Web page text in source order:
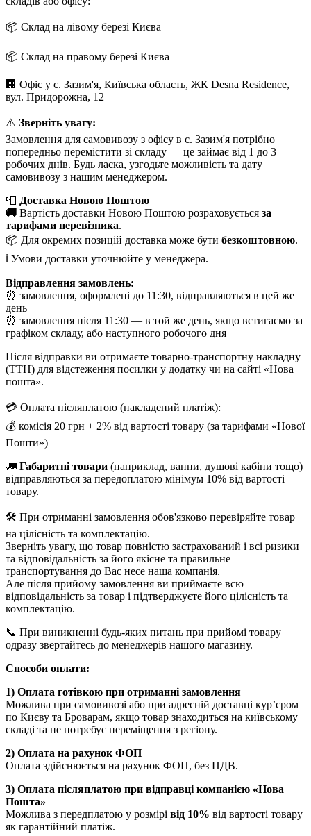
📦 Склад на лівому березі Києва
📦 Склад на правому березі Києва
🏢 Офіс у с. Зазим'я, Київська область, ЖК Desna Residence,
вул. Придорожна, 12
⚠️ Зверніть увагу:
Замовлення для самовивозу з офісу в с. Зазим'я потрібно
попередньо перемістити зі складу — це займає від 1 до 3
робочих днів. Будь ласка, узгодьте можливість та дату
самовивозу з нашим менеджером.
📮 Доставка Новою Поштою
🚚 Вартість доставки Новою Поштою розраховується за
тарифами перевізника.
📦 Для окремих позицій доставка може бути безкоштовною.
ℹ️ Умови доставки уточнюйте у менеджера.
Відправлення замовлень:
⏰ замовлення, оформлені до 11:30, відправляються в цей же
день
⏰ замовлення після 11:30 — в той же день, якщо встигаємо за
графіком складу, або наступного робочого дня
Після відправки ви отримаєте товарно-транспортну накладну
(ТТН) для відстеження посилки у додатку чи на сайті «Нова
пошта».
💳 Оплата післяплатою (накладений платіж):
💰 комісія 20 грн + 2% від вартості товару (за тарифами «Нової
Пошти»)
🚛 Габаритні товари (наприклад, ванни, душові кабіни тощо)
відправляються за передоплатою мінімум 10% від вартості
товару.
🛠️ При отриманні замовлення обов'язково перевіряйте товар
на цілісність та комплектацію.
Зверніть увагу, що товар повністю застрахований і всі ризики
та відповідальність за його якісне та правильне
транспортування до Вас несе наша компанія.
Але після прийому замовлення ви приймаєте всю
відповідальність за товар і підтверджуєте його цілісність та
комплектацію.
📞 При виникненні будь-яких питань при прийомі товару
одразу звертайтесь до менеджерів нашого магазину.
Способи оплати:
1) Оплата готівкою при отриманні замовлення
Можлива при самовивозі або при адресній доставці кур’єром
по Києву та Броварам, якщо товар знаходиться на київському
складі та не потребує переміщення з регіону.
2) Оплата на рахунок ФОП
Оплата здійснюється на рахунок ФОП, без ПДВ.
3) Оплата післяплатою при відправці компанією «Нова
Пошта»
Можлива з передплатою у розмірі від 10% від вартості товару
як гарантійний платіж.